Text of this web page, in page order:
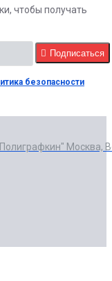
чтобы получать
Подписаться
безопасности
Москва,